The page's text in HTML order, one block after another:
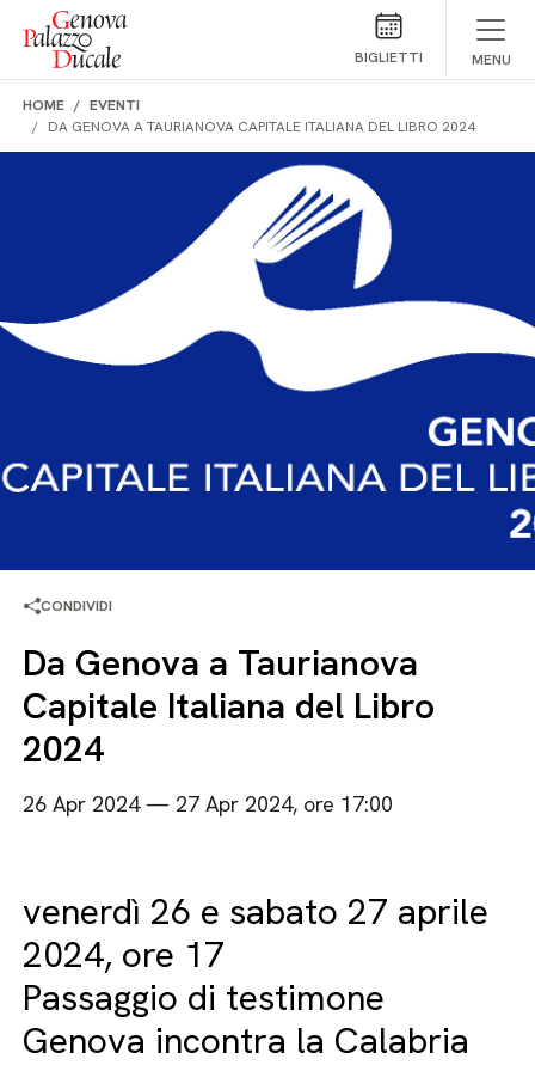
Salta al contenuto
BIGLIETTI MENU
HOME
EVENTI
DA GENOVA A TAURIANOVA CAPITALE ITALIANA DEL LIBRO 2024
CONDIVIDI
Da Genova a Taurianova
Capitale Italiana del Libro
2024
26 Apr 2024 — 27 Apr 2024, ore 17:00
venerdì 26 e sabato 27 aprile
2024, ore 17
Passaggio di testimone
Genova incontra la Calabria